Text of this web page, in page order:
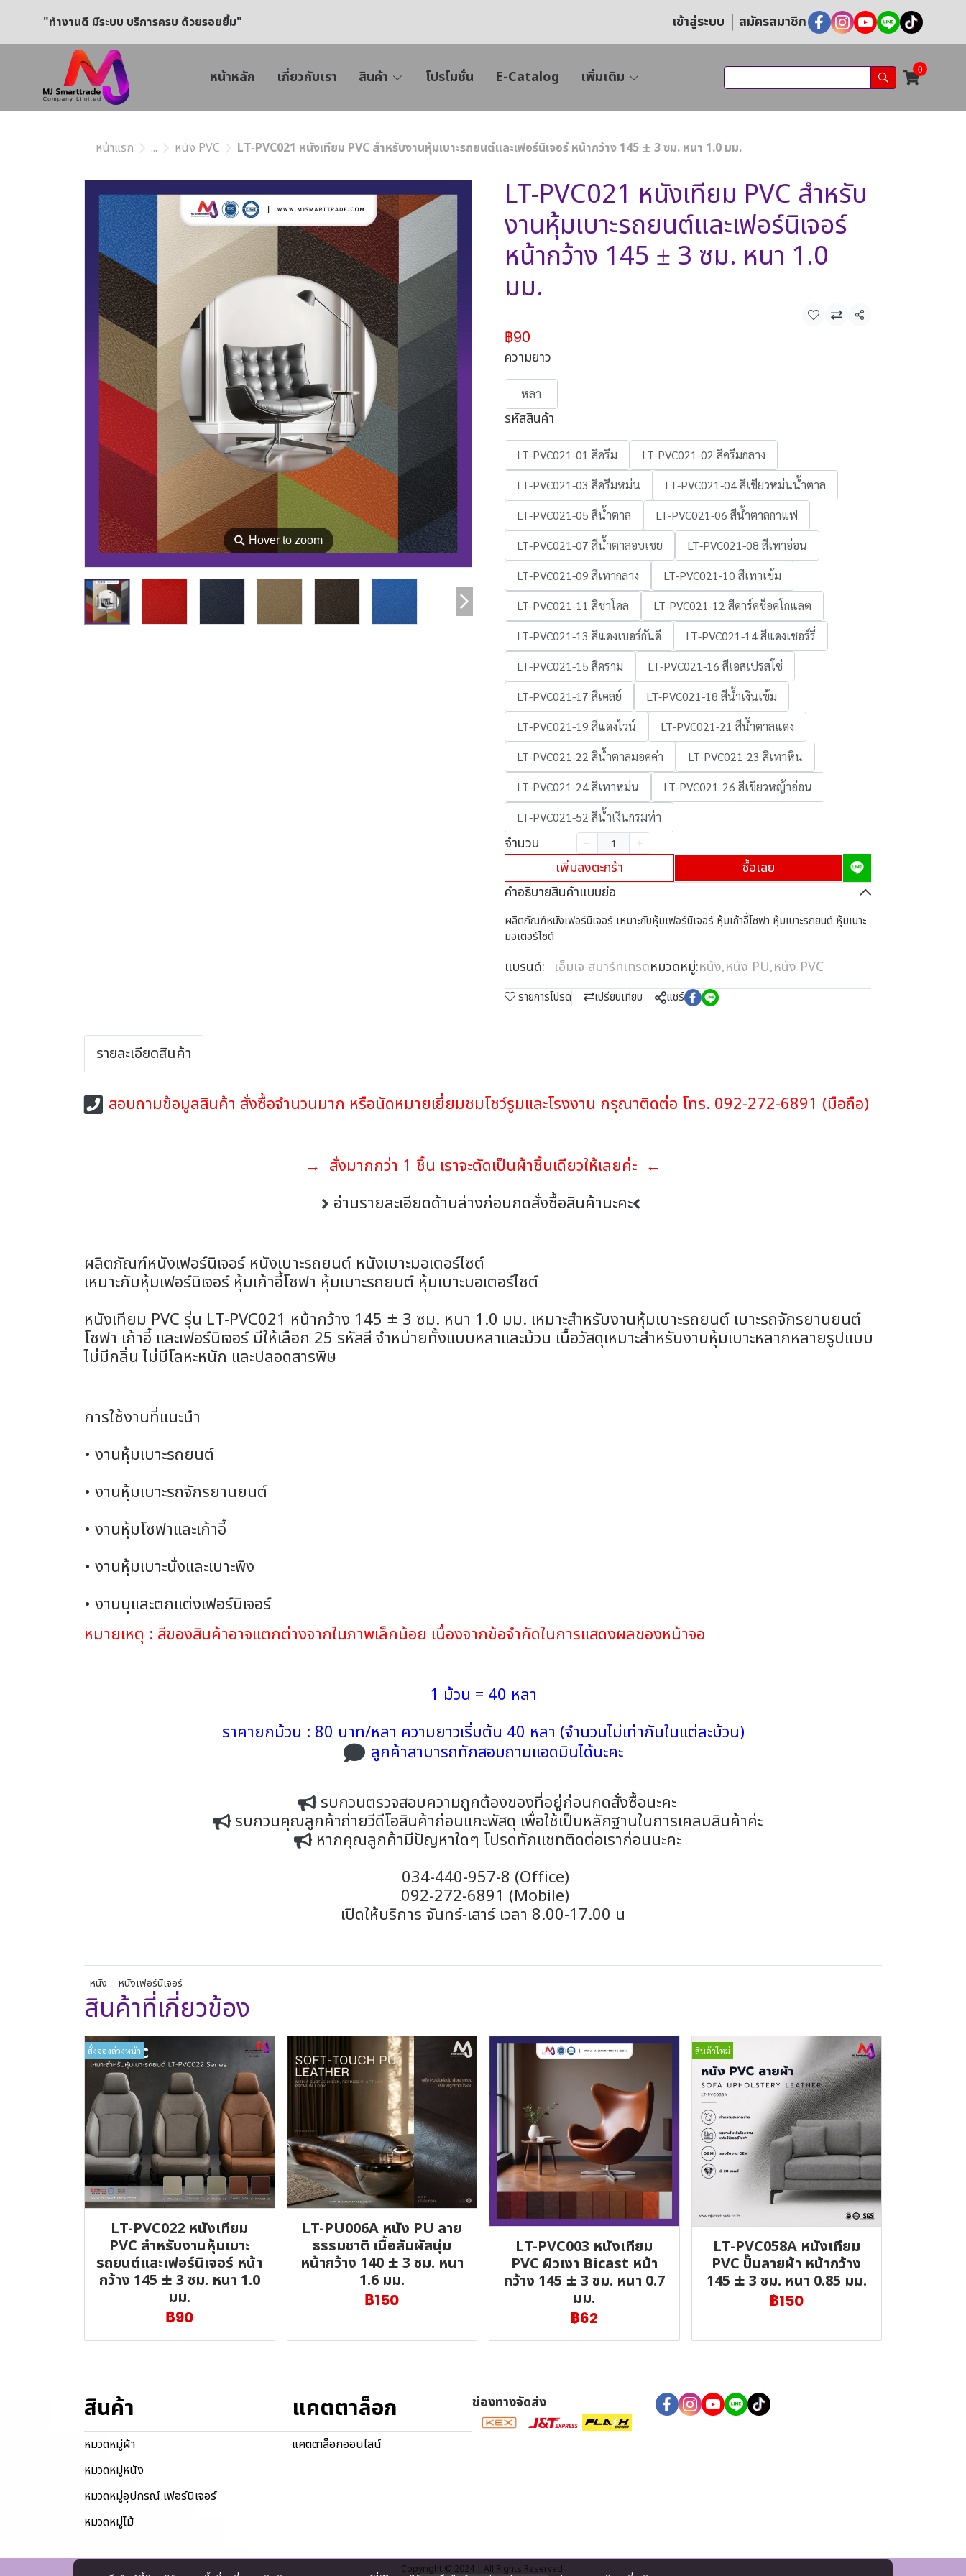
"ทำงานดี มีระบบ บริการครบ ด้วยรอยยิ้ม" เข้าสู่ระบบ สมัครสมาชิก
หน้าหลัก เกี่ยวกับเรา สินค้า โปรโมชั่น E-Catalog เพิ่มเติม 0
หน้าแรก ... หนัง PVC LT-PVC021 หนังเทียม PVC สำหรับงานหุ้มเบาะรถยนต์และเฟอร์นิเจอร์ หน้ากว้าง 145 ± 3 ซม. หนา 1.0 มม.
⚲ Hover to zoom
LT-PVC021 หนังเทียม PVC สำหรับ
งานหุ้มเบาะรถยนต์และเฟอร์นิเจอร์
หน้ากว้าง 145 ± 3 ซม. หนา 1.0
มม.
แชร์
฿90
ความยาว
หลา
รหัสสินค้า
LT-PVC021-01 สีครีม
LT-PVC021-02 สีครีมกลาง
LT-PVC021-03 สีครีมหม่น
LT-PVC021-04 สีเขียวหม่นน้ำตาล
LT-PVC021-05 สีน้ำตาล
LT-PVC021-06 สีน้ำตาลกาแฟ
LT-PVC021-07 สีน้ำตาลอบเชย
LT-PVC021-08 สีเทาอ่อน
LT-PVC021-09 สีเทากลาง
LT-PVC021-10 สีเทาเข้ม
LT-PVC021-11 สีชาโคล
LT-PVC021-12 สีดาร์คช็อคโกแลต
LT-PVC021-13 สีแดงเบอร์กันดี
LT-PVC021-14 สีแดงเชอร์รี่
LT-PVC021-15 สีคราม
LT-PVC021-16 สีเอสเปรสโซ่
LT-PVC021-17 สีเคลย์
LT-PVC021-18 สีน้ำเงินเข้ม
LT-PVC021-19 สีแดงไวน์
LT-PVC021-21 สีน้ำตาลแดง
LT-PVC021-22 สีน้ำตาลมอคค่า
LT-PVC021-23 สีเทาหิน
LT-PVC021-24 สีเทาหม่น
LT-PVC021-26 สีเขียวหญ้าอ่อน
LT-PVC021-52 สีน้ำเงินกรมท่า
จำนวน
เพิ่มลงตะกร้า
ซื้อเลย
คำอธิบายสินค้าแบบย่อ
ผลิตภัณฑ์หนังเฟอร์นิเจอร์ เหมาะกับหุ้มเฟอร์นิเจอร์ หุ้มเก้าอี้โซฟา หุ้มเบาะรถยนต์ หุ้มเบาะ
มอเตอร์ไซต์
แบรนด์: เอ็มเจ สมาร์ทเทรดหมวดหมู่:หนัง,หนัง PU,หนัง PVC
รายการโปรด เปรียบเทียบ แชร์
รายละเอียดสินค้า
สอบถามข้อมูลสินค้า สั่งซื้อจำนวนมาก หรือนัดหมายเยี่ยมชมโชว์รูมและโรงงาน กรุณาติดต่อ โทร. 092-272-6891 (มือถือ)
→ สั่งมากกว่า 1 ชิ้น เราจะตัดเป็นผ้าชิ้นเดียวให้เลยค่ะ ←
อ่านรายละเอียดด้านล่างก่อนกดสั่งซื้อสินค้านะคะ
ผลิตภัณฑ์หนังเฟอร์นิเจอร์ หนังเบาะรถยนต์ หนังเบาะมอเตอร์ไซต์
เหมาะกับหุ้มเฟอร์นิเจอร์ หุ้มเก้าอี้โซฟา หุ้มเบาะรถยนต์ หุ้มเบาะมอเตอร์ไซต์
หนังเทียม PVC รุ่น LT-PVC021 หน้ากว้าง 145 ± 3 ซม. หนา 1.0 มม. เหมาะสำหรับงานหุ้มเบาะรถยนต์ เบาะรถจักรยานยนต์
โซฟา เก้าอี้ และเฟอร์นิเจอร์ มีให้เลือก 25 รหัสสี จำหน่ายทั้งแบบหลาและม้วน เนื้อวัสดุเหมาะสำหรับงานหุ้มเบาะหลากหลายรูปแบบ
ไม่มีกลิ่น ไม่มีโลหะหนัก และปลอดสารพิษ
การใช้งานที่แนะนำ
• งานหุ้มเบาะรถยนต์
• งานหุ้มเบาะรถจักรยานยนต์
• งานหุ้มโซฟาและเก้าอี้
• งานหุ้มเบาะนั่งและเบาะพิง
• งานบุและตกแต่งเฟอร์นิเจอร์
หมายเหตุ : สีของสินค้าอาจแตกต่างจากในภาพเล็กน้อย เนื่องจากข้อจำกัดในการแสดงผลของหน้าจอ
1 ม้วน = 40 หลา
ราคายกม้วน : 80 บาท/หลา ความยาวเริ่มต้น 40 หลา (จำนวนไม่เท่ากันในแต่ละม้วน)
ลูกค้าสามารถทักสอบถามแอดมินได้นะคะ
รบกวนตรวจสอบความถูกต้องของที่อยู่ก่อนกดสั่งซื้อนะคะ
รบกวนคุณลูกค้าถ่ายวีดีโอสินค้าก่อนแกะพัสดุ เพื่อใช้เป็นหลักฐานในการเคลมสินค้าค่ะ
หากคุณลูกค้ามีปัญหาใดๆ โปรดทักแชทติดต่อเราก่อนนะคะ
034-440-957-8 (Office)
092-272-6891 (Mobile)
เปิดให้บริการ จันทร์-เสาร์ เวลา 8.00-17.00 น
หนัง หนังเฟอร์นิเจอร์
สินค้าที่เกี่ยวข้อง
สั่งจองล่วงหน้า
LT-PVC022 หนังเทียม
PVC สำหรับงานหุ้มเบาะ
รถยนต์และเฟอร์นิเจอร์ หน้า
กว้าง 145 ± 3 ซม. หนา 1.0
มม.
฿90
LT-PU006A หนัง PU ลาย
ธรรมชาติ เนื้อสัมผัสนุ่ม
หน้ากว้าง 140 ± 3 ซม. หนา
1.6 มม.
฿150
LT-PVC003 หนังเทียม
PVC ผิวเงา Bicast หน้า
กว้าง 145 ± 3 ซม. หนา 0.7
มม.
฿62
สินค้าใหม่
LT-PVC058A หนังเทียม
PVC ปั๊มลายผ้า หน้ากว้าง
145 ± 3 ซม. หนา 0.85 มม.
฿150
สินค้า
หมวดหมู่ผ้า
หมวดหมู่หนัง
หมวดหมู่อุปกรณ์ เฟอร์นิเจอร์
หมวดหมู่ไม้
แคตตาล็อก
แคตตาล็อกออนไลน์
ช่องทางจัดส่ง
Copyright © 2024 | All Rights Reserved.